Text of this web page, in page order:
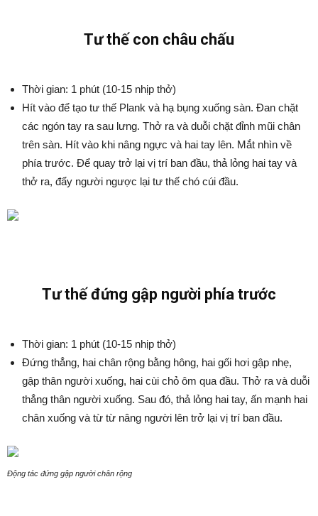
Tư thế con châu chấu
Thời gian: 1 phút (10-15 nhịp thở)
Hít vào để tạo tư thế Plank và hạ bụng xuống sàn. Đan chặt
các ngón tay ra sau lưng. Thở ra và duỗi chặt đỉnh mũi chân
trên sàn. Hít vào khi nâng ngực và hai tay lên. Mắt nhìn về
phía trước. Để quay trở lại vị trí ban đầu, thả lỏng hai tay và
thở ra, đẩy người ngược lại tư thế chó cúi đầu.
Tư thế đứng gập người phía trước
Thời gian: 1 phút (10-15 nhịp thở)
Đứng thẳng, hai chân rộng bằng hông, hai gối hơi gập nhẹ,
gập thân người xuống, hai cùi chỏ ôm qua đầu. Thở ra và duỗi
thẳng thân người xuống. Sau đó, thả lỏng hai tay, ấn mạnh hai
chân xuống và từ từ nâng người lên trở lại vị trí ban đầu.
Động tác đứng gập người chân rộng